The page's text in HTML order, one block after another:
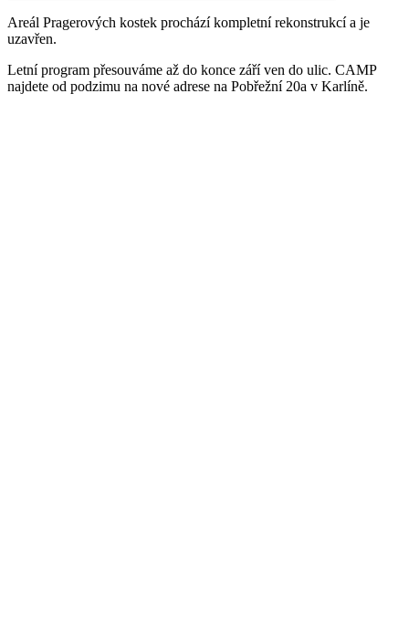
Areál Pragerových kostek prochází kompletní rekonstrukcí a je
uzavřen.
Letní program přesouváme až do konce září ven do ulic. CAMP
najdete od podzimu na nové adrese na Pobřežní 20a v Karlíně.